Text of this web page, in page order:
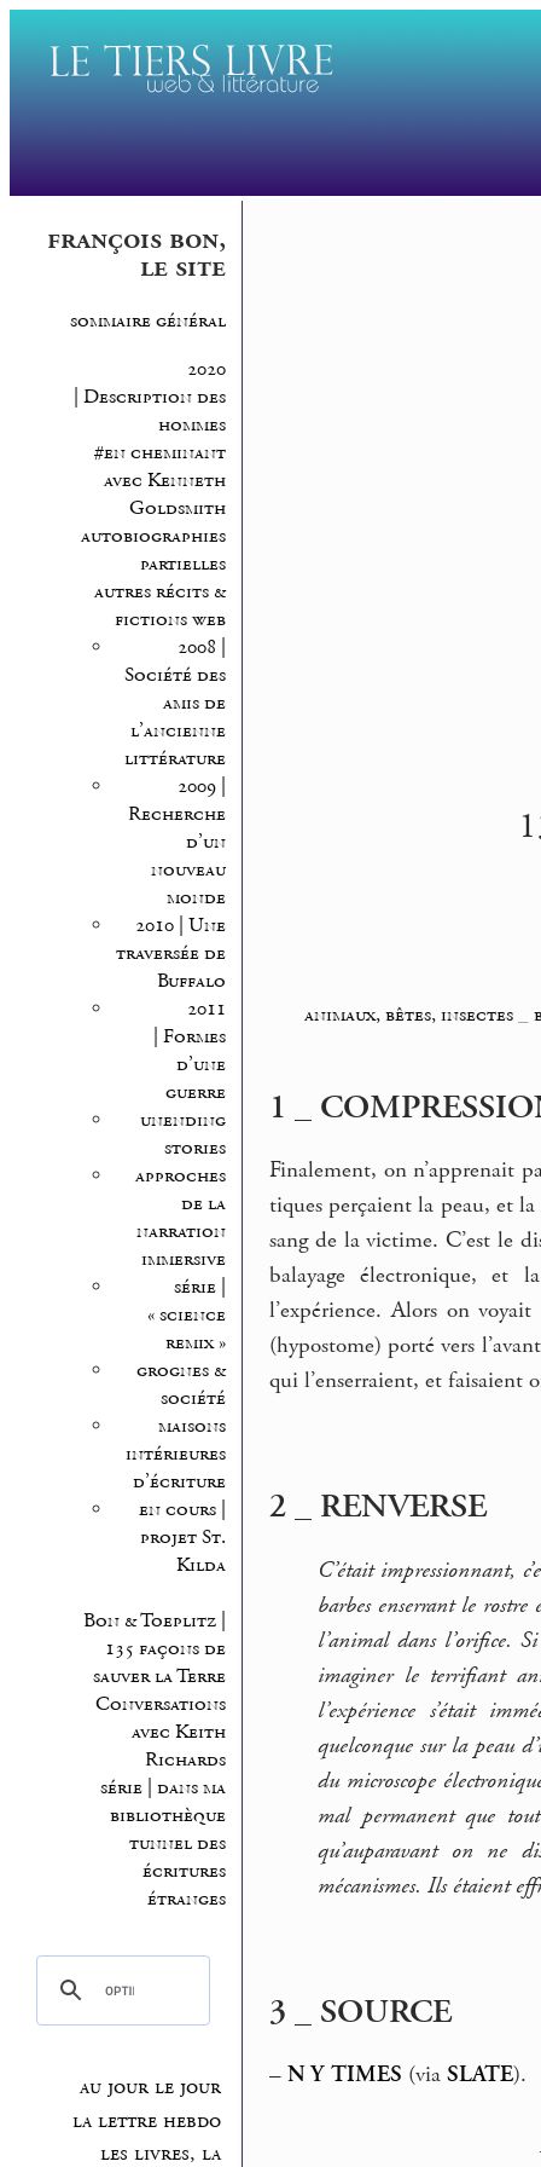
françois bon,
le site
sommaire général
2020
| Description des
hommes
#en cheminant
avec Kenneth
Goldsmith
autobiographies
partielles
autres récits &
fictions web
2008 |
Société des
amis de
l’ancienne
littérature
2009 |
Recherche
d’un
nouveau
monde
2010 | Une
traversée de
Buffalo
2011
| Formes
d’une
guerre
unending
stories
approches
de la
narration
immersive
série |
« science
remix »
grognes &
société
maisons
intérieures
d’écriture
en cours |
projet St.
Kilda
Bon & Toeplitz |
135 façons de
sauver la Terre
Conversations
avec Keith
Richards
série | dans ma
bibliothèque
tunnel des
écritures
étranges
au jour le jour
la lettre hebdo
les livres, la
animaux, bêtes, insectes_
1 _
Finalement, on n’apprenait
tiques perçaient la peau, et
sang de la victime. C’est le
balayage électronique, et
l’expérience. Alors on
(hypostome) porté vers
qui l’enserraient, et faisaient
2 _ RENVERSE
C’était impressionnant,
barbes enserrant le
l’animal dans l’orifice.
imaginer le terrifiant
l’expérience s’était
quelconque sur la peau
du microscope
mal permanent que tout
qu’auparavant on ne
mécanismes. Ils étaient
3 _ SOURCE
– N Y TIMES (viaSLATE).